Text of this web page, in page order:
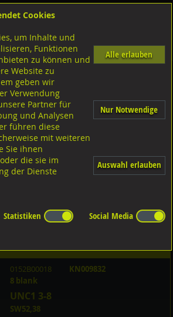
Sechskantmuttern
blank
ISO4032 8 blank UNC1
0152B00018
KN009832
8 blank
UNC1 3-8
SW52,38
Cookies
um Inhalte und
Funktionen
zu können und
Website zu
geben wir
Verwendung
Partner für
und Analysen
führen diese
mit weiteren
Sie ihnen
die sie im
der Dienste
Alle erlauben
Nur Notwendige
Auswahl erlauben
Statistiken
Social Media